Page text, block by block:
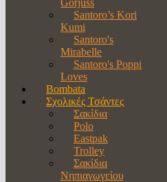
Gorjuss
Santoro’s Kori
Kumi
Santoro's
Mirabelle
Santoro's Poppi
Loves
Bombata
Σχολικές Τσάντες
Σακίδια
Polo
Eastpak
Trolley
Σακίδια
Νηπιαγωγείου